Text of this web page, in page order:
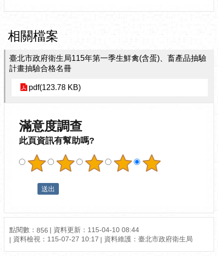
相關檔案
臺北市政府衛生局115年第一季生鮮禽(含蛋)、畜產品抽驗
計畫抽驗合格名冊
pdf(123.78 KB)
滿意度調查
此頁資訊有幫助嗎?
點閱數： 856
資料更新：115-04-10 08:44
資料檢視：115-07-27 10:17
資料維護：臺北市政府衛生局